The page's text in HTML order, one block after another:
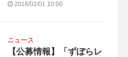
2018/02/01 10:00
ニュース
【公募情報】「ずぼらレ